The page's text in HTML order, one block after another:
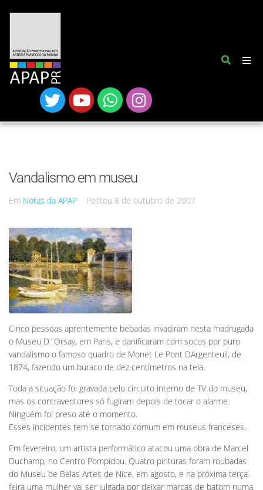
Vandalismo em museu
Em Notas da APAP Postou 8 de outubro de 2007
Cinco pessoas aprentemente bebadas invadiram nesta madrugada
o Museu D´Orsay, em Paris, e danificaram com socos por puro
vandalismo o famoso quadro de Monet Le Pont DArgenteuil, de
1874, fazendo um buraco de dez centímetros na tela.
Toda a situação foi gravada pelo circuito interno de TV do museu,
mas os contraventores só fugiram depois de tocar o alarme.
Ninguém foi preso até o momento.
Esses incidentes tem se tornado comum em museus franceses.
Em fevereiro, um artista performático atacou uma obra de Marcel
Duchamp, no Centro Pompidou. Quatro pinturas foram roubadas
do Museu de Belas Artes de Nice, em agosto, e na próxima terça-
feira uma mulher vai ser julgada por deixar marcas de batom numa